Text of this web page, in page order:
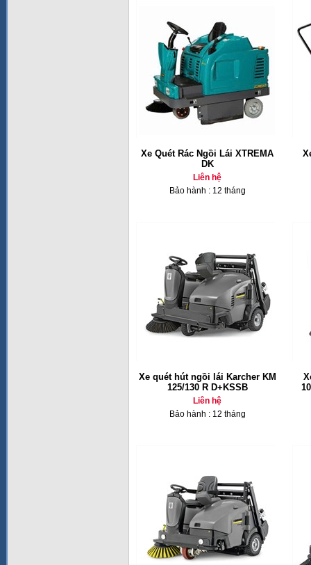
Xe Quét Rác Ngồi Lái XTREMA
DK
Liên hệ
Bảo hành : 12 tháng
Xe quét hút ngồi lái Karcher KM
125/130 R D+KSSB
Liên hệ
Bảo hành : 12 tháng